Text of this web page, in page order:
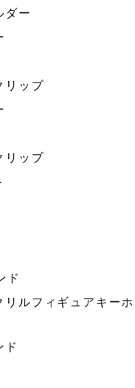
ダー
リップ
リップ
ド
リルフィギュアキーホ
ド